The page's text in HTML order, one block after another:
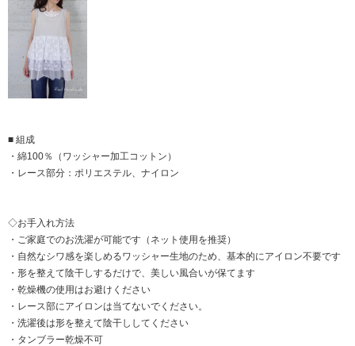
■ 組成
・綿100％（ワッシャー加工コットン）
・レース部分：ポリエステル、ナイロン
◇お手入れ方法
・ご家庭でのお洗濯が可能です（ネット使用を推奨）
・自然なシワ感を楽しめるワッシャー生地のため、基本的にアイロン不要です
・形を整えて陰干しするだけで、美しい風合いが保てます
・乾燥機の使用はお避けください
・レース部にアイロンは当てないでください。
・洗濯後は形を整えて陰干ししてください
・タンブラー乾燥不可